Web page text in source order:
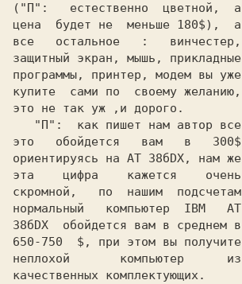
( "П":
естественно  цветной,  а
цена  будет не  меньше 180$) ,  а
все   остальное   :   винчестер,
защитный экран, мышь, прикладные
программы, принтер, модем вы уже
купите  сами по  своему желанию,
это не так уж ,и дорого.
"П":
  как пишет нам автор все
это   обойдется   вам   в
ориентируясь на AT 38бDX, нам же
эта    цифра    кажется    очень
скромной,   по  нашим  подсчетам
нормальный   компьютер IBM
AT
38бDX
650-750  $
неплохой       компьютер      из
качественных комплектующих.